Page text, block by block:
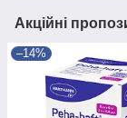
Акційні
–14%